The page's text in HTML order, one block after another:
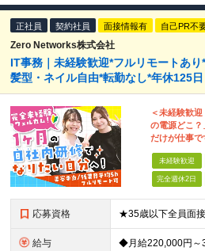
正社員 契約社員 面接情報有 自己PR不
Zero Networks株式会社
IT事務｜未経験歓迎*フルリモートあり
髪型・ネイル自由*転勤なし*年休125日
＜未経験歓
の電源どこ
だけが仕事
未経験歓迎
完全週休2日
応募資格
給与